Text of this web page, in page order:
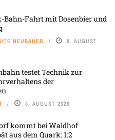
Bahn-Fahrt mit Dosenbier und
NEUBAUER 8. AUGUST
testet Technik zur
der
8. AUGUST 2026
kommt bei Waldhof
aus dem Quark: 1:2